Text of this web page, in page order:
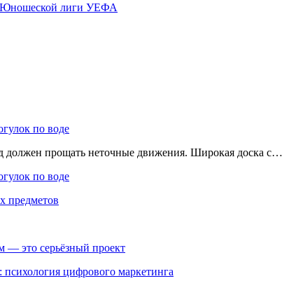
Юношеской лиги УЕФА
по воде
должен прощать неточные движения. Широкая доска с…
по воде
предметов
— это серьёзный проект
психология цифрового маркетинга